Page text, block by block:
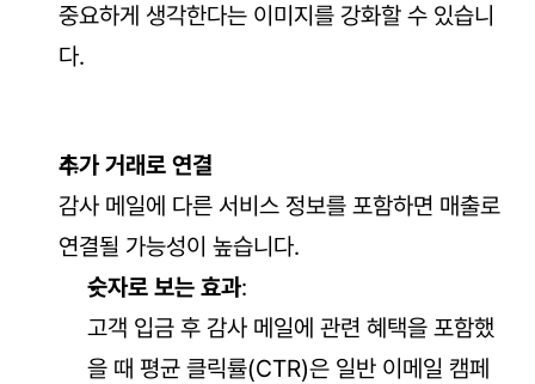
중요하게 생각한다는 이미지를 강화할 수 있습니
다.
추가 거래로 연결
감사 메일에 다른 서비스 정보를 포함하면 매출로
연결될 가능성이 높습니다.
숫자로 보는 효과:
고객 입금 후 감사 메일에 관련 혜택을 포함했
을 때 평균 클릭률(CTR)은 일반 이메일 캠페